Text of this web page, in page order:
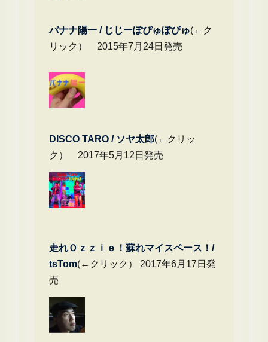
バナナ陽一 / じじーぽぴゅぽぴゅ(←ク
リック） 2015年7月24日発売
DISCO TARO / ソヤ太郎(←クリッ
ク） 2017年5月12日発売
走れＯｚｚｉｅ！蘇れマイスペース！/
tsTom(←クリック） 2017年6月17日発
売